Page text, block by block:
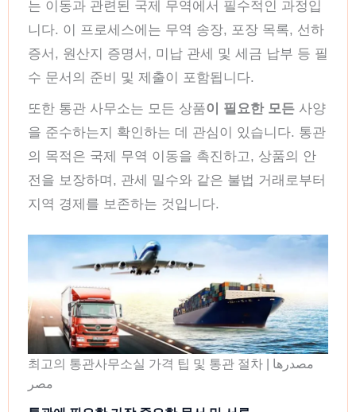
는 이동과 관련된 국제 무역에서 필수적인 과정입
니다. 이 프로세스에는 무역 송장, 포장 목록, 선하
증서, 원산지 증명서, 미납 관세 및 세금 납부 등 필
수 문서의 준비 및 제출이 포함됩니다.
또한 통관 사무소는 모든 상품이 필요한 모든 사양
을 준수하는지 확인하는 데 관심이 있습니다. 통관
의 목적은 국제 무역 이동을 촉진하고, 상품의 안
전을 보장하며, 관세 밀수와 같은 불법 거래로부터
지역 경제를 보존하는 것입니다.
최고의 통관사무소실 가격 팁 및 통관 절차 | مصدرها
مصر